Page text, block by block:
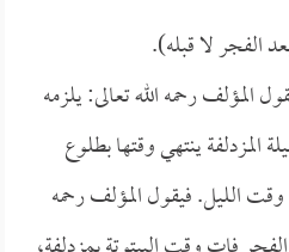
الفجر لا قبله).
المؤلف رحمه الله تعالى: يلزمه
المزدلفة ينتهي وقتها بطلوع
الليل. فيقول المؤلف رحمه